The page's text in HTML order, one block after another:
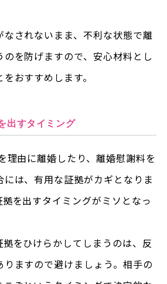
なされないまま、不利な状態で離
を防げますので、安心材料とし
おすすめします。
出すタイミング
理由に離婚したり、離婚慰謝料を
は、有用な証拠がカギとなりま
を出すタイミングがミソとなっ
をひけらかしてしまうのは、反
ますので避けましょう。相手の